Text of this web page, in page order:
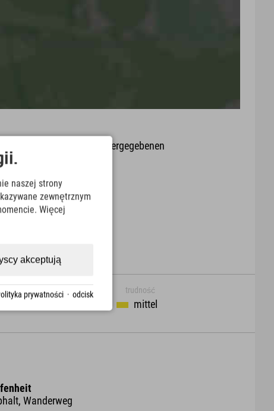
oder Aktualität der wiedergegebenen
Download
trudność
mittel
Wanderweg
naszej strony
zewnętrznym
Więcej
akceptują
prywatności · odcisk